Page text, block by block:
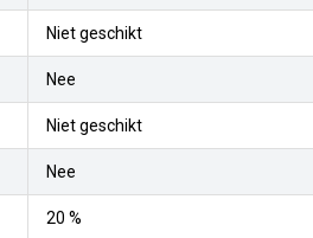
Niet geschikt
Nee
Niet geschikt
Nee
20 %